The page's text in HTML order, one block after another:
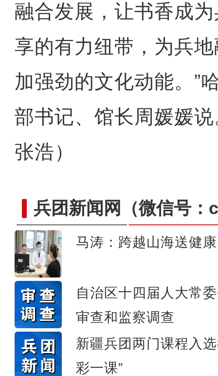
融合发展，让书香成
享的有力纽带，为兵
加强劲的文化动能。”
部书记、馆长周媛媛
张浩）
兵团新闻网 （微信号
马涛：跨越山海送健康
自治区十四届人大常
审查和监察调查
新疆兵团两门课程入
彩一课”